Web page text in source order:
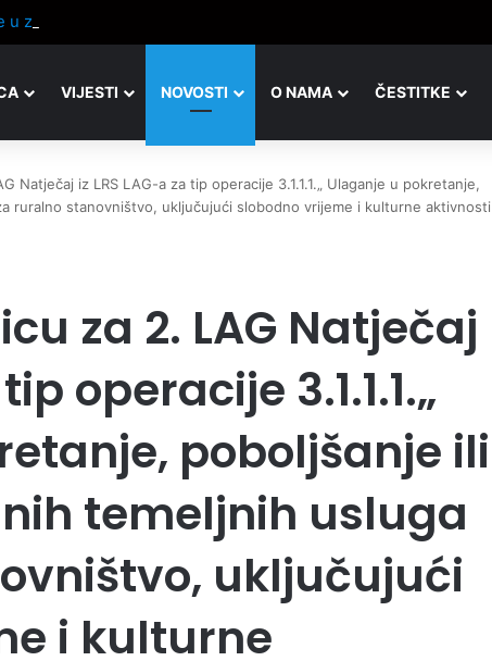
VIJESTI NOVOSTI O NAMA ČESTITKE
Natječaj iz LRS LAG-a za tip operacije 3.1.1.1.„ Ulaganje u pokretanje,
ruralno stanovništvo, uključujući slobodno vrijeme i kulturne aktivnosti
za 2. LAG Natječaj
operacije 3.1.1.1.„
poboljšanje ili
temeljnih usluga
uključujući
i kulturne